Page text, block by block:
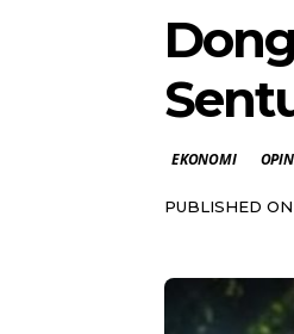
EKONOMI
PUBLISHED ON